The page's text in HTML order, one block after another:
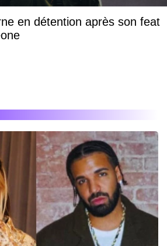
en détention après son feat